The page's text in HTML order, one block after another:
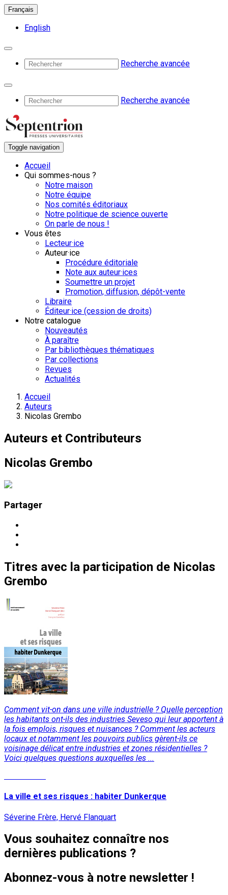
Français
English
Recherche avancée
Recherche avancée
Toggle navigation
Accueil
Qui sommes-nous ?
Notre maison
Notre équipe
Nos comités éditoriaux
Notre politique de science ouverte
On parle de nous !
Vous êtes
Lecteur·ice
Auteur·ice
Procédure éditoriale
Note aux auteur·ices
Soumettre un projet
Promotion, diffusion, dépôt-vente
Libraire
Éditeur·ice (cession de droits)
Notre catalogue
Nouveautés
À paraître
Par bibliothèques thématiques
Par collections
Revues
Actualités
Accueil
Auteurs
Nicolas Grembo
Auteurs et Contributeurs
Nicolas Grembo
Partager
Titres avec la participation de Nicolas
Grembo
Comment vit-on dans une ville industrielle ? Quelle perception
les habitants ont-ils des industries Seveso qui leur apportent à
la fois emplois, risques et nuisances ? Comment les acteurs
locaux et notamment les pouvoirs publics gèrent-ils ce
voisinage délicat entre industries et zones résidentielles ?
Voici quelques questions auxquelles les ...
La ville et ses risques : habiter Dunkerque
Séverine Frère, Hervé Flanquart
Vous souhaitez connaître nos
dernières publications ?
Abonnez-vous à notre newsletter !